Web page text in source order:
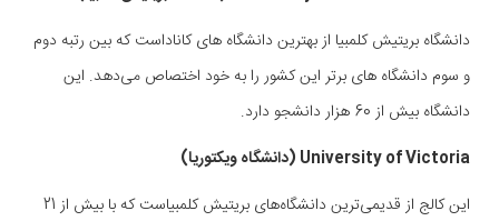
دانشگاه بریتیش کلمبیا از بهترین دانشگاه های کاناداست که بین رتبه دوم
و سوم دانشگاه های برتر این کشور را به خود اختصاص می‌دهد. این
دانشگاه بیش از 60 هزار دانشجو دارد.
University of Victoria (دانشگاه ویکتوریا)
این کالج از قدیمی‌ترین دانشگاه‌های بریتیش کلمبیاست که با بیش از 21